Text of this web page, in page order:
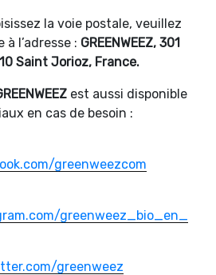
la voie postale, veuillez
l’adresse : GREENWEEZ, 301
Saint Jorioz, France.
est aussi disponible
en cas de besoin :
greenweezcom
greenweez_bio_en_
greenweez